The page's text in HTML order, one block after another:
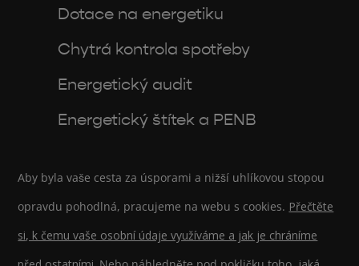
Dotace na energetiku
Chytrá kontrola spotřeby
Energetický audit
Energetický štítek a PENB
Aby byla vaše cesta za úsporami a nižší uhlíkovou stopou
opravdu pohodlná, pracujeme na webu s cookies. Přečtěte
si, k čemu vaše osobní údaje využíváme a jak je chráníme